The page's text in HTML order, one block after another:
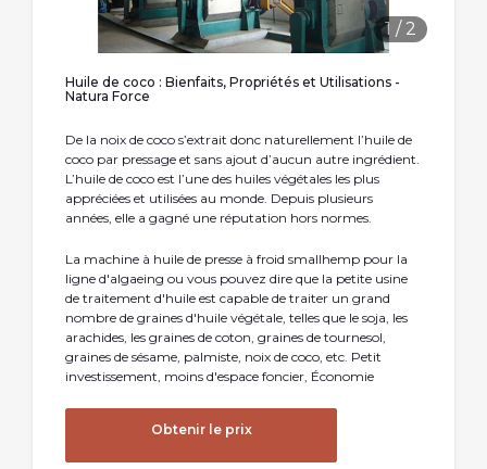
1 / 2
Huile de coco : Bienfaits, Propriétés et Utilisations -
Natura Force
De la noix de coco s’extrait donc naturellement l’huile de
coco par pressage et sans ajout d’aucun autre ingrédient.
L’huile de coco est l’une des huiles végétales les plus
appréciées et utilisées au monde. Depuis plusieurs
années, elle a gagné une réputation hors normes.
La machine à huile de presse à froid smallhemp pour la
ligne d'algaeing ou vous pouvez dire que la petite usine
de traitement d'huile est capable de traiter un grand
nombre de graines d'huile végétale, telles que le soja, les
arachides, les graines de coton, graines de tournesol,
graines de sésame, palmiste, noix de coco, etc. Petit
investissement, moins d'espace foncier, Économie
Obtenir le prix